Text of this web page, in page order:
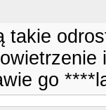
takie
go